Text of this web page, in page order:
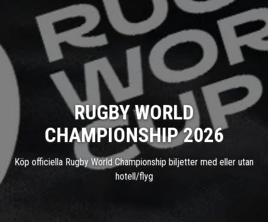
RUGBY WORLD
CHAMPIONSHIP 2026
Köp officiella Rugby World Championship biljetter med eller utan
hotell/flyg